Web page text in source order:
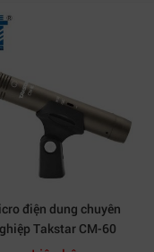
điện dung chuyên
Takstar CM-60